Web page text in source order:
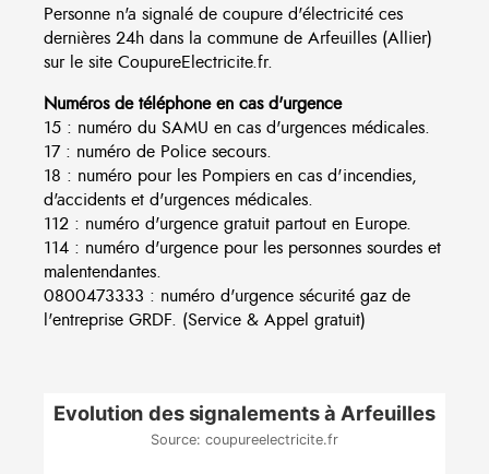
Personne n'a signalé de coupure d'électricité ces
dernières 24h dans la commune de Arfeuilles (Allier)
sur le site CoupureElectricite.fr.
Numéros de téléphone en cas d'urgence
15 : numéro du SAMU en cas d'urgences médicales.
17 : numéro de Police secours.
18 : numéro pour les Pompiers en cas d'incendies,
d'accidents et d'urgences médicales.
112 : numéro d'urgence gratuit partout en Europe.
114 : numéro d'urgence pour les personnes sourdes et
malentendantes.
0800473333 : numéro d'urgence sécurité gaz de
l'entreprise GRDF. (Service & Appel gratuit)
Evolution des signalements à Arfeuilles
Source: coupureelectricite.fr